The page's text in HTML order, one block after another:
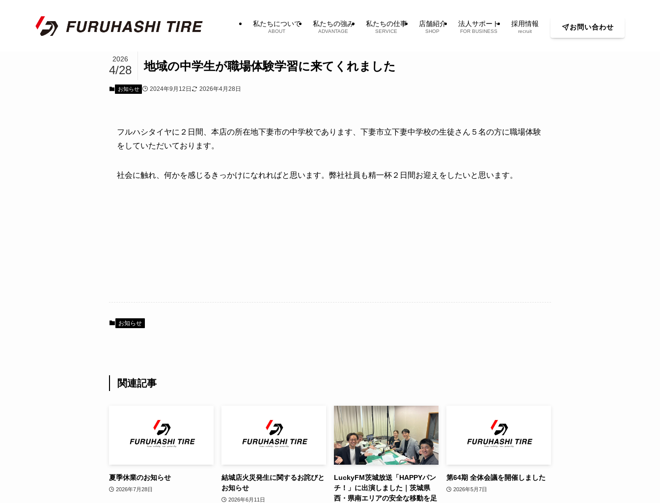
私たちについて
ABOUT
私たちの強み
ADVANTAGE
私たちの仕事
SERVICE
店舗紹介
SHOP
法人サポート
FOR BUSINESS
採用情報
recruit
お問い合わせ
地域の中学生が職場体験学習に来てくれました
2026
4/28
お知らせ 2024年9月12日 2026年4月28日
フルハシタイヤに２日間、本店の所在地下妻市の中学校であります、下妻市立下妻中学校の生徒さん５名の方に職場体験
をしていただいております。
社会に触れ、何かを感じるきっかけになれればと思います。弊社社員も精一杯２日間お迎えをしたいと思います。
お知らせ
関連記事
夏季休業のお知らせ
2026年7月28日
結城店火災発生に関するお詫びと
お知らせ
2026年6月11日
LuckyFM茨城放送「HAPPYパン
チ！」に出演しました｜茨城県
西・県南エリアの安全な移動を足
第64期 全体会議を開催しました
2026年5月7日